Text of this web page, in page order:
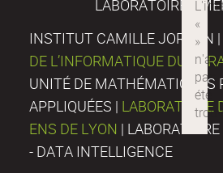
LABORATOIRES
INSTITUT CAMILLE JORDAN |
DE L’INFORMATIQUE DU
UNITÉ DE MATHÉMATIQUES
APPLIQUÉES | LABORATOIRE
ENS DE LYON |
- DATA INTELLIGENCE